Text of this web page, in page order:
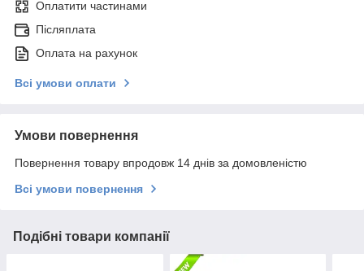
Оплатити частинами
Післяплата
Оплата на рахунок
Всі умови оплати
Умови повернення
Повернення товару впродовж 14 днів за домовленістю
Всі умови повернення
Подібні товари компанії